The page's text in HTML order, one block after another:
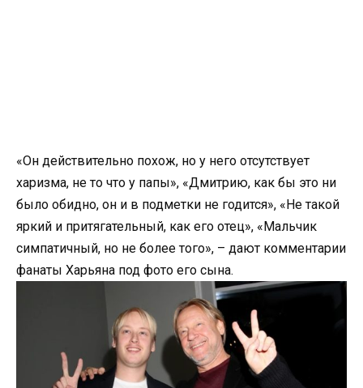
«Он действительно похож, но у него отсутствует
харизма, не то что у папы», «Дмитрию, как бы это ни
было обидно, он и в подметки не годится», «Не такой
яркий и притягательный, как его отец», «Мальчик
симпатичный, но не более того», – дают комментарии
фанаты Харьяна под фото его сына.